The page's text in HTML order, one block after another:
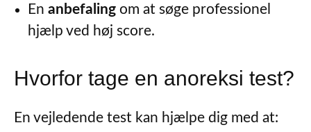
En anbefaling om at søge professionel
hjælp ved høj score.
Hvorfor tage en anoreksi test?
En vejledende test kan hjælpe dig med at: